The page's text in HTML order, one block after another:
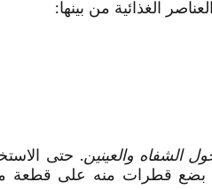
الغذائية من بينها:
الشفاه والعينين. حتى
بضع قطرات منه على